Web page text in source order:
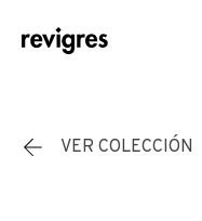
Saltar al contenido
VER COLECCIÓN